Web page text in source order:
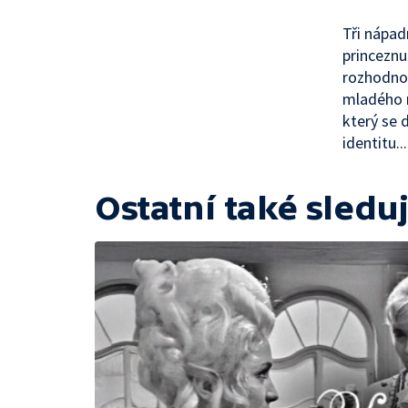
Tři
mladého
který se
identitu...
Ostatní také